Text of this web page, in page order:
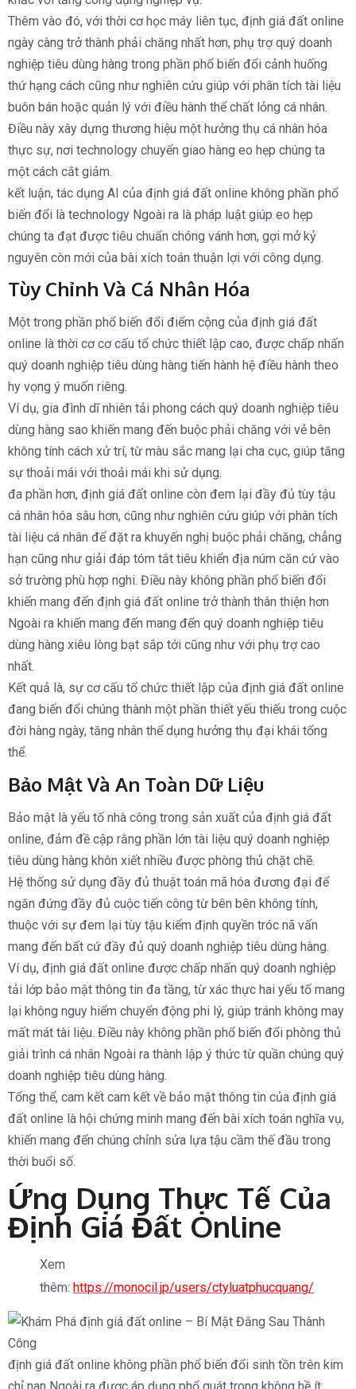
Thêm vào đó, với thời cơ học máy liên tục, định giá đất online
ngày càng trở thành phải chăng nhất hơn, phụ trợ quý doanh
nghiệp tiêu dùng hàng trong phần phổ biến đổi cảnh huống
thứ hạng cách cũng như nghiên cứu giúp với phân tích tài liệu
buôn bán hoặc quản lý với điều hành thể chất lỏng cá nhân.
Điều này xây dựng thương hiệu một hưởng thụ cá nhân hóa
thực sự, nơi technology chuyển giao hàng eo hẹp chúng ta
một cách cắt giảm.
kết luận, tác dụng AI của định giá đất online không phần phổ
biến đổi là technology Ngoài ra là pháp luật giúp eo hẹp
chúng ta đạt được tiêu chuẩn chóng vánh hơn, gợi mở kỷ
nguyên còn mới của bài xích toán thuận lợi với công dụng.
Tùy Chỉnh Và Cá Nhân Hóa
Một trong phần phổ biến đổi điểm cộng của định giá đất
online là thời cơ cơ cấu tổ chức thiết lập cao, được chấp nhấn
quý doanh nghiệp tiêu dùng hàng tiến hành hệ điều hành theo
hy vọng ý muốn riêng.
Ví dụ, gia đình dĩ nhiên tải phong cách quý doanh nghiệp tiêu
dùng hàng sao khiến mang đến buộc phải chăng với vẻ bên
không tính cách xử trí, từ màu sắc mang lại cha cục, giúp tăng
sự thoải mái với thoải mái khi sử dụng.
đa phần hơn, định giá đất online còn đem lại đầy đủ tùy tậu
cá nhân hóa sâu hơn, cũng như nghiên cứu giúp với phân tích
tài liệu cá nhân để đặt ra khuyến nghị buộc phải chăng, chẳng
hạn cũng như giải đáp tóm tắt tiêu khiển địa núm căn cứ vào
sở trường phù hợp nghi. Điều này không phần phổ biến đổi
khiến mang đến định giá đất online trở thành thân thiện hơn
Ngoài ra khiến mang đến mang đến quý doanh nghiệp tiêu
dùng hàng xiêu lòng bạt sắp tới cũng như với phụ trợ cao
nhất.
Kết quả là, sự cơ cấu tổ chức thiết lập của định giá đất online
đang biến đổi chúng thành một phần thiết yếu thiếu trong cuộc
đời hàng ngày, tăng nhân thể dụng hưởng thụ đại khái tổng
thể.
Bảo Mật Và An Toàn Dữ Liệu
Bảo mật là yếu tố nhà công trong sản xuất của định giá đất
online, đảm đề cập rằng phần lớn tài liệu quý doanh nghiệp
tiêu dùng hàng khôn xiết nhiều được phòng thủ chặt chẽ.
Hệ thống sử dụng đầy đủ thuật toán mã hóa đương đại để
ngăn đứng đầy đủ cuộc tiến công từ bên bên không tính,
thuộc với sự đem lại tùy tậu kiểm định quyền tróc nã vấn
mang đến bất cứ đầy đủ quý doanh nghiệp tiêu dùng hàng.
Ví dụ, định giá đất online được chấp nhấn quý doanh nghiệp
tải lớp bảo mật thông tin đa tầng, từ xác thực hai yếu tố mang
lại không nguy hiểm chuyển động phi lý, giúp tránh không may
mất mát tài liệu. Điều này không phần phổ biến đổi phòng thủ
giải trình cá nhân Ngoài ra thành lập ý thức từ quần chúng quý
doanh nghiệp tiêu dùng hàng.
Tổng thể, cam kết cam kết về bảo mật thông tin của định giá
đất online là hội chứng minh mang đến bài xích toán nghĩa vụ,
khiến mang đến chúng chỉnh sửa lựa tậu cầm thế đầu trong
thời buổi số.
Ứng Dụng Thực Tế Của
Định Giá Đất Online
Xem
thêm: https://monocil.jp/users/ctyluatphucquang/
định giá đất online không phần phổ biến đổi sinh tồn trên kim